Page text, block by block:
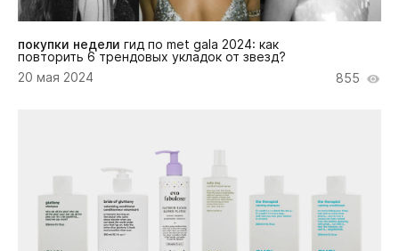
покупки недели гид по met gala 2024: как
повторить 6 трендовых укладок от звезд?
20 мая 2024
855